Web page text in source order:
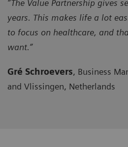
“The Value Partnership gives
years. This makes life a lot
to focus on healthcare, and
want.”
Gré Schroevers, Business
and Vlissingen, Netherlands